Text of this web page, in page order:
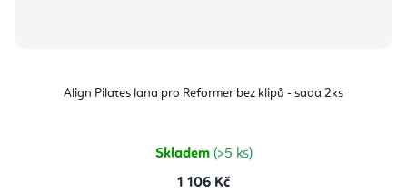
Align Pilates lana pro Reformer bez klipů - sada 2ks
Skladem (>5 ks)
1 106 Kč